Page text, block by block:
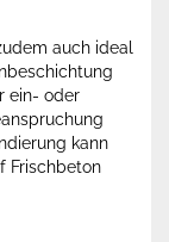
auch ideal
ein- oder
kann
Frischbeton